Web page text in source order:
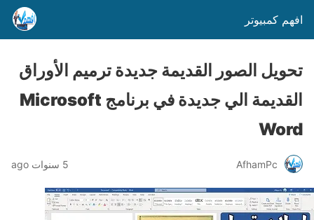
افهم كمبيوتر
تحويل الصور القديمة جديدة ترميم الأوراق
القديمة الي جديدة في برنامج Microsoft
Word
AfhamPc 5 سنوات ago